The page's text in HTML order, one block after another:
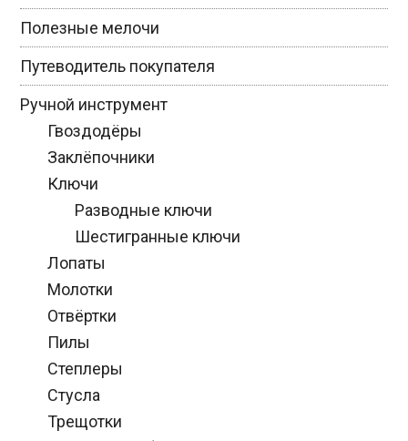
Полезные мелочи
Путеводитель покупателя
Ручной инструмент
Гвоздодёры
Заклёпочники
Ключи
Разводные ключи
Шестигранные ключи
Лопаты
Молотки
Отвёртки
Пилы
Степлеры
Стусла
Трещотки